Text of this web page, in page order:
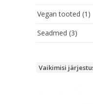
Vegan tooted (1)
Seadmed (3)